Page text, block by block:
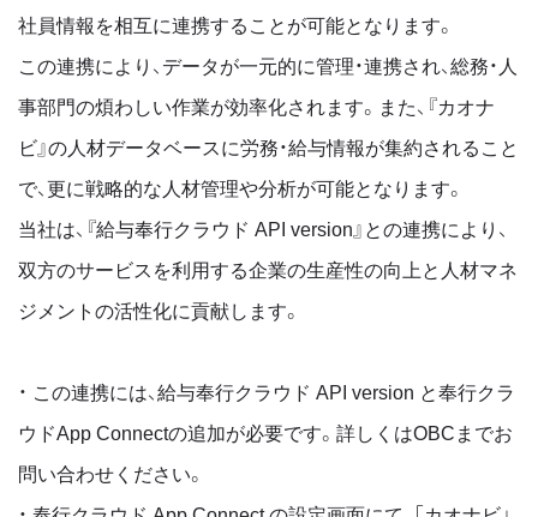
社員情報を相互に連携することが可能となります。
この連携により、データが一元的に管理・連携され、総務・人
事部門の煩わしい作業が効率化されます。また、『カオナ
ビ』の人材データベースに労務・給与情報が集約されること
で、更に戦略的な人材管理や分析が可能となります。
当社は、『給与奉行クラウド API version』との連携により、
双方のサービスを利用する企業の生産性の向上と人材マネ
ジメントの活性化に貢献します。
・ この連携には、給与奉行クラウド API version と奉行クラ
ウドApp Connectの追加が必要です。詳しくはOBCまでお
問い合わせください。